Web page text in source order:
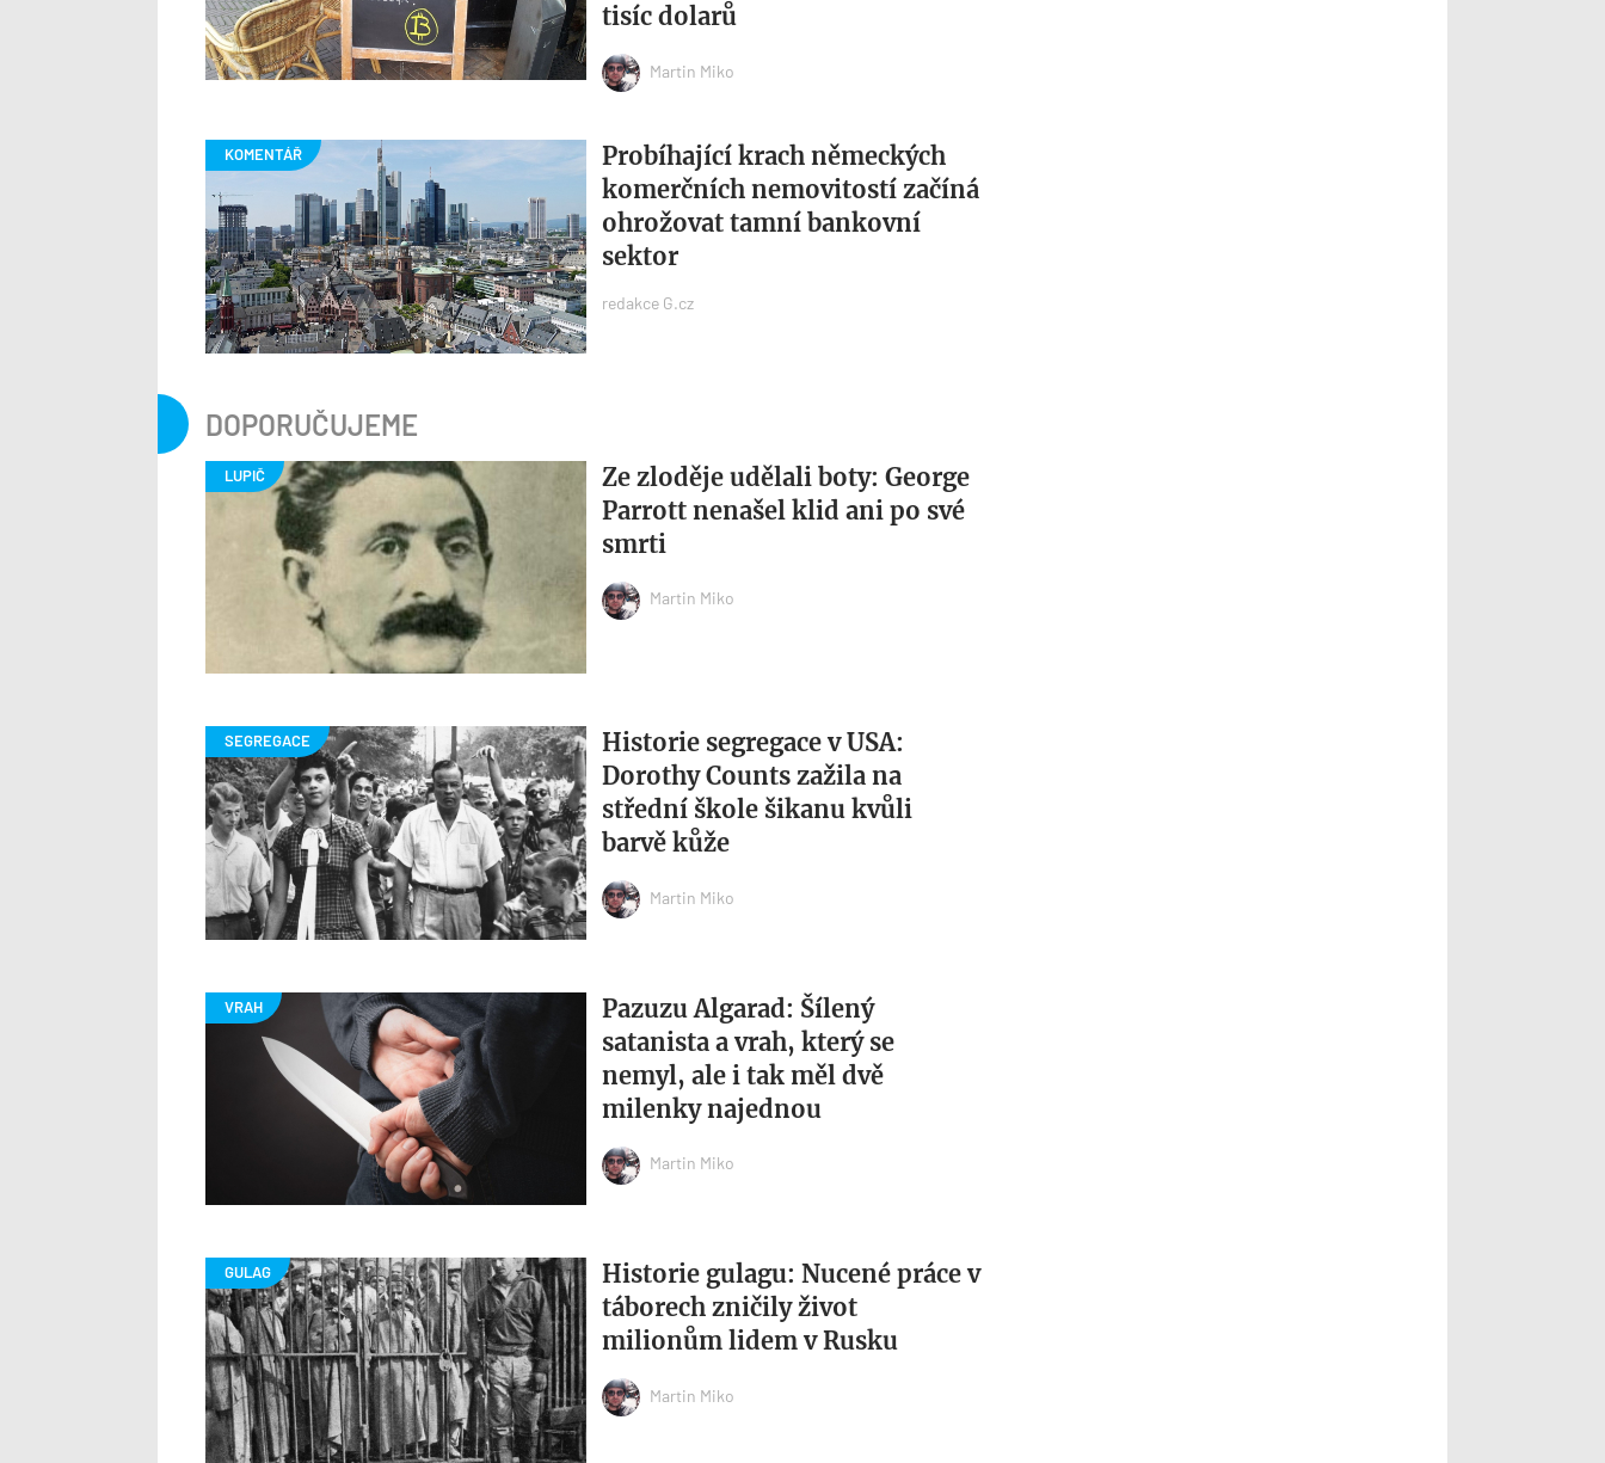
tisíc dolarů
Martin Miko
Probíhající krach německých
komerčních nemovitostí začíná
ohrožovat tamní bankovní
sektor
redakce G.cz
DOPORUČUJEME
Ze zloděje udělali boty: George
Parrott nenašel klid ani po své
smrti
Martin Miko
Historie segregace v USA:
Dorothy Counts zažila na
střední škole šikanu kvůli
barvě kůže
Martin Miko
Pazuzu Algarad: Šílený
satanista a vrah, který se
nemyl, ale i tak měl dvě
milenky najednou
Martin Miko
Historie gulagu: Nucené práce v
táborech zničily život
milionům lidem v Rusku
Martin Miko